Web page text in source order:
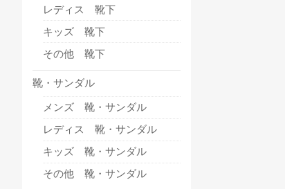
レディス 靴下
キッズ 靴下
その他 靴下
靴・サンダル
メンズ 靴・サンダル
レディス 靴・サンダル
キッズ 靴・サンダル
その他 靴・サンダル